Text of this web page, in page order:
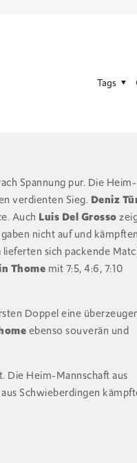
Tags
Spannung pur. Die Heim-
verdienten Sieg. Deniz
Auch Luis Del Grosso
nicht auf und kämpften
lieferten sich packende
Thome mit 7:5, 4:6, 7:10
Doppel eine
ebenso souverän und
Die Heim-Mannschaft aus
Schwieberdingen